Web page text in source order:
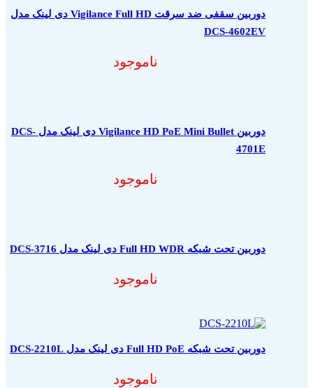
دوربین سقفی ضد سرقت Vigilance Full HD دی لینک مدل
DCS-4602EV
ناموجود
دوربین Vigilance HD PoE Mini Bullet دی لینک مدل DCS-
4701E
ناموجود
دوربین تحت شبکه Full HD WDR دی لینک مدل DCS-3716
ناموجود
دوربین تحت شبکه Full HD PoE دی لینک مدل DCS-2210L
ناموجود